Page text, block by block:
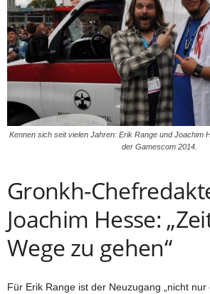
Kennen sich seit vielen Jahren: Erik Range und Joachim
der Gamescom 2014.
Gronkh-
Joachim Hesse:
Wege zu gehen“
Für Erik Range ist der Neuzugang „nicht